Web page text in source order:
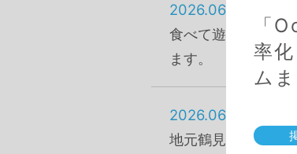
2026.06.16
食べて遊んでホッ
ます。
2026.06.16
地元鶴見で活動す
「
率
ム